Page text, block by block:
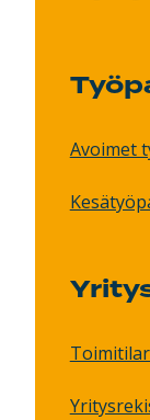
Avoimet